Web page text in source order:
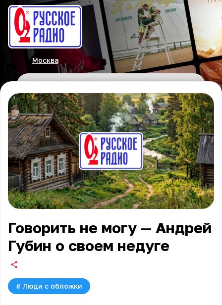
Москва
Говорить не могу — Андрей
Губин о своем недуге
# Люди с обложки